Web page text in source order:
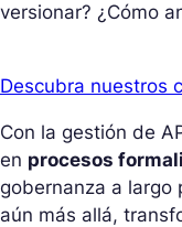
versionar? ¿Cómo
Descubra nuestros
Con la gestión de
en procesos
gobernanza a largo
aún más allá,